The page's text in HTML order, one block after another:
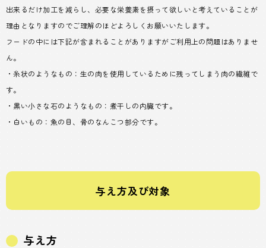
出来るだけ加工を減らし、必要な栄養素を摂って欲しいと考えていることが
理由となりますのでご理解のほどよろしくお願いいたします。
フードの中には下記が含まれることがありますがご利用上の問題はありませ
ん。
・糸状のようなもの：生の肉を使用しているために残ってしまう肉の繊維で
す。
・黒い小さな石のようなもの：煮干しの内臓です。
・白いもの：魚の目、骨のなんこつ部分です。
与え方及び対象
与え方